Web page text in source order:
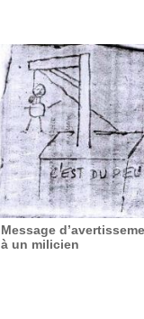
Message
à un milicien